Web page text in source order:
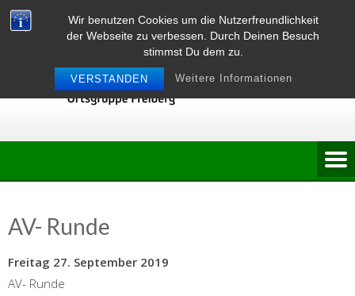
Wir benutzen Cookies um die Nutzerfreundlichkeit
der Webseite zu verbessen. Durch Deinen Besuch
stimmst Du dem zu.
VERSTANDEN Weitere Informationen
Skip
to
AV- Runde
Freitag 27. September 2019
AV- Runde